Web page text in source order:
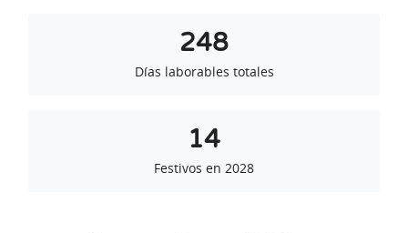
248
Días laborables totales
14
Festivos en 2028